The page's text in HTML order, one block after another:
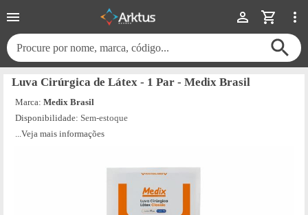
Procure por nome, marca, código...
Luva Cirúrgica de Látex - 1 Par - Medix Brasil
Marca: Medix Brasil
Disponibilidade: Sem-estoque
...Veja mais informações